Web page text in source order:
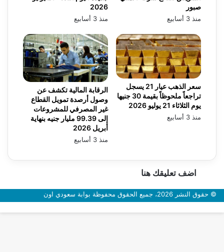
2026
منذ 3 أسابيع
صبور
منذ 3 أسابيع
الرقابة المالية تكشف عن
وصول أرصدة تمويل القطاع
غير المصرفي للمشروعات
إلى 99.39 مليار جنيه بنهاية
أبريل 2026
منذ 3 أسابيع
سعر الذهب عيار 21 يسجل
تراجعاً ملحوظاً بقيمة 30 جنيها
يوم الثلاثاء 21 يوليو 2026
منذ 3 أسابيع
اضف تعليقك هنا
© حقوق النشر 2026، جميع الحقوق محفوظة بوابة سعودي اون